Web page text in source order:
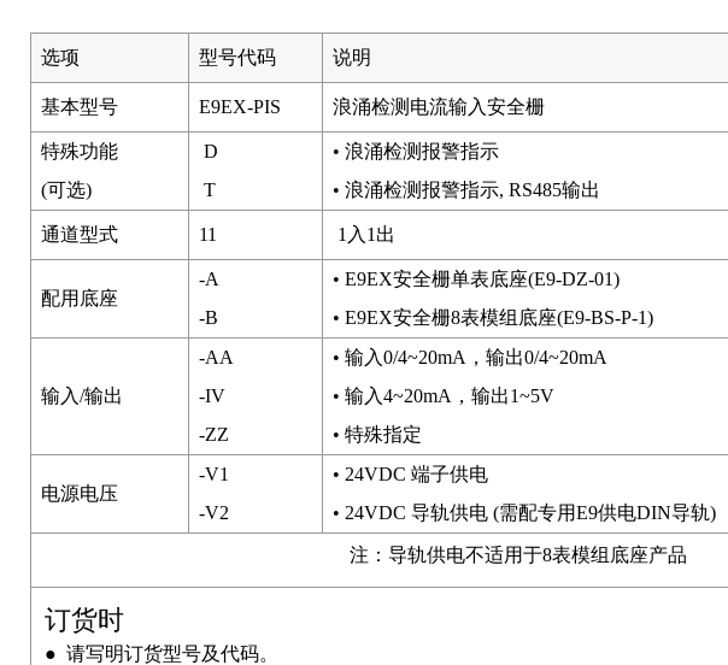
选项 型号代码 说明
基本型号 E9EX-PIS 浪涌检测电流输入安全栅
特殊功能
(可选)
D
T
• 浪涌检测报警指示
• 浪涌检测报警指示, RS485输出
通道型式 11 1入1出
配用底座
-A
-B
• E9EX安全栅单表底座(E9-DZ-01)
• E9EX安全栅8表模组底座(E9-BS-P-1)
输入/输出
-AA
-IV
-ZZ
• 输入0/4~20mA，输出0/4~20mA
• 输入4~20mA，输出1~5V
• 特殊指定
电源电压
-V1
-V2
• 24VDC 端子供电
• 24VDC 导轨供电 (需配专用E9供电DIN导轨)
订货时
● 请写明订货型号及代码。
注：导轨供电不适用于8表模组底座产品